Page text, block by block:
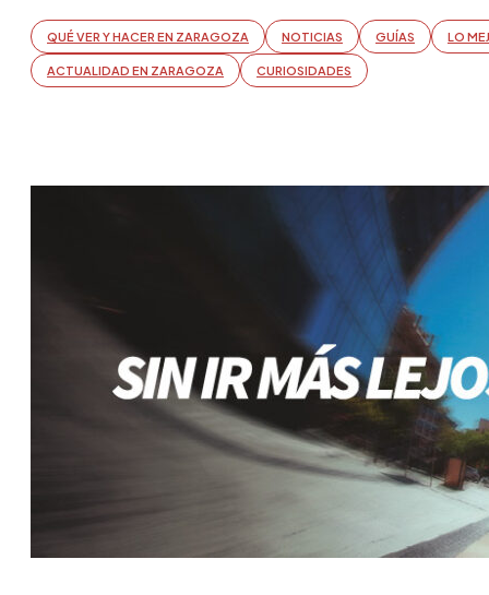
QUÉ VER Y HACER EN ZARAGOZA NOTICIAS GUÍAS LO
ACTUALIDAD EN ZARAGOZA CURIOSIDADES